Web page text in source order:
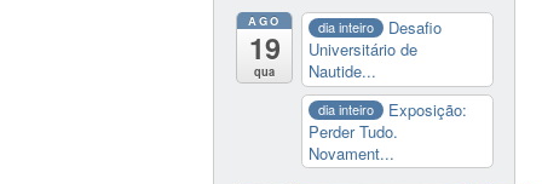
AGO
19
qua
dia inteiro
Desafio
Universitário de
Nautide...
dia inteiro
Exposição:
Perder Tudo.
Novament...